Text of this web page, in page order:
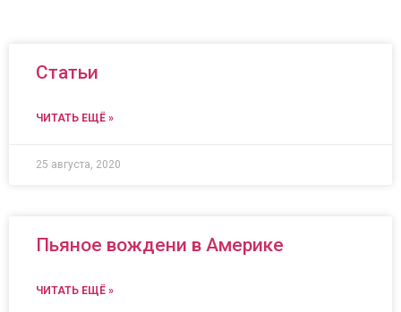
Статьи
ЧИТАТЬ ЕЩЁ »
25 августа, 2020
Пьяное вождени в Америке
ЧИТАТЬ ЕЩЁ »